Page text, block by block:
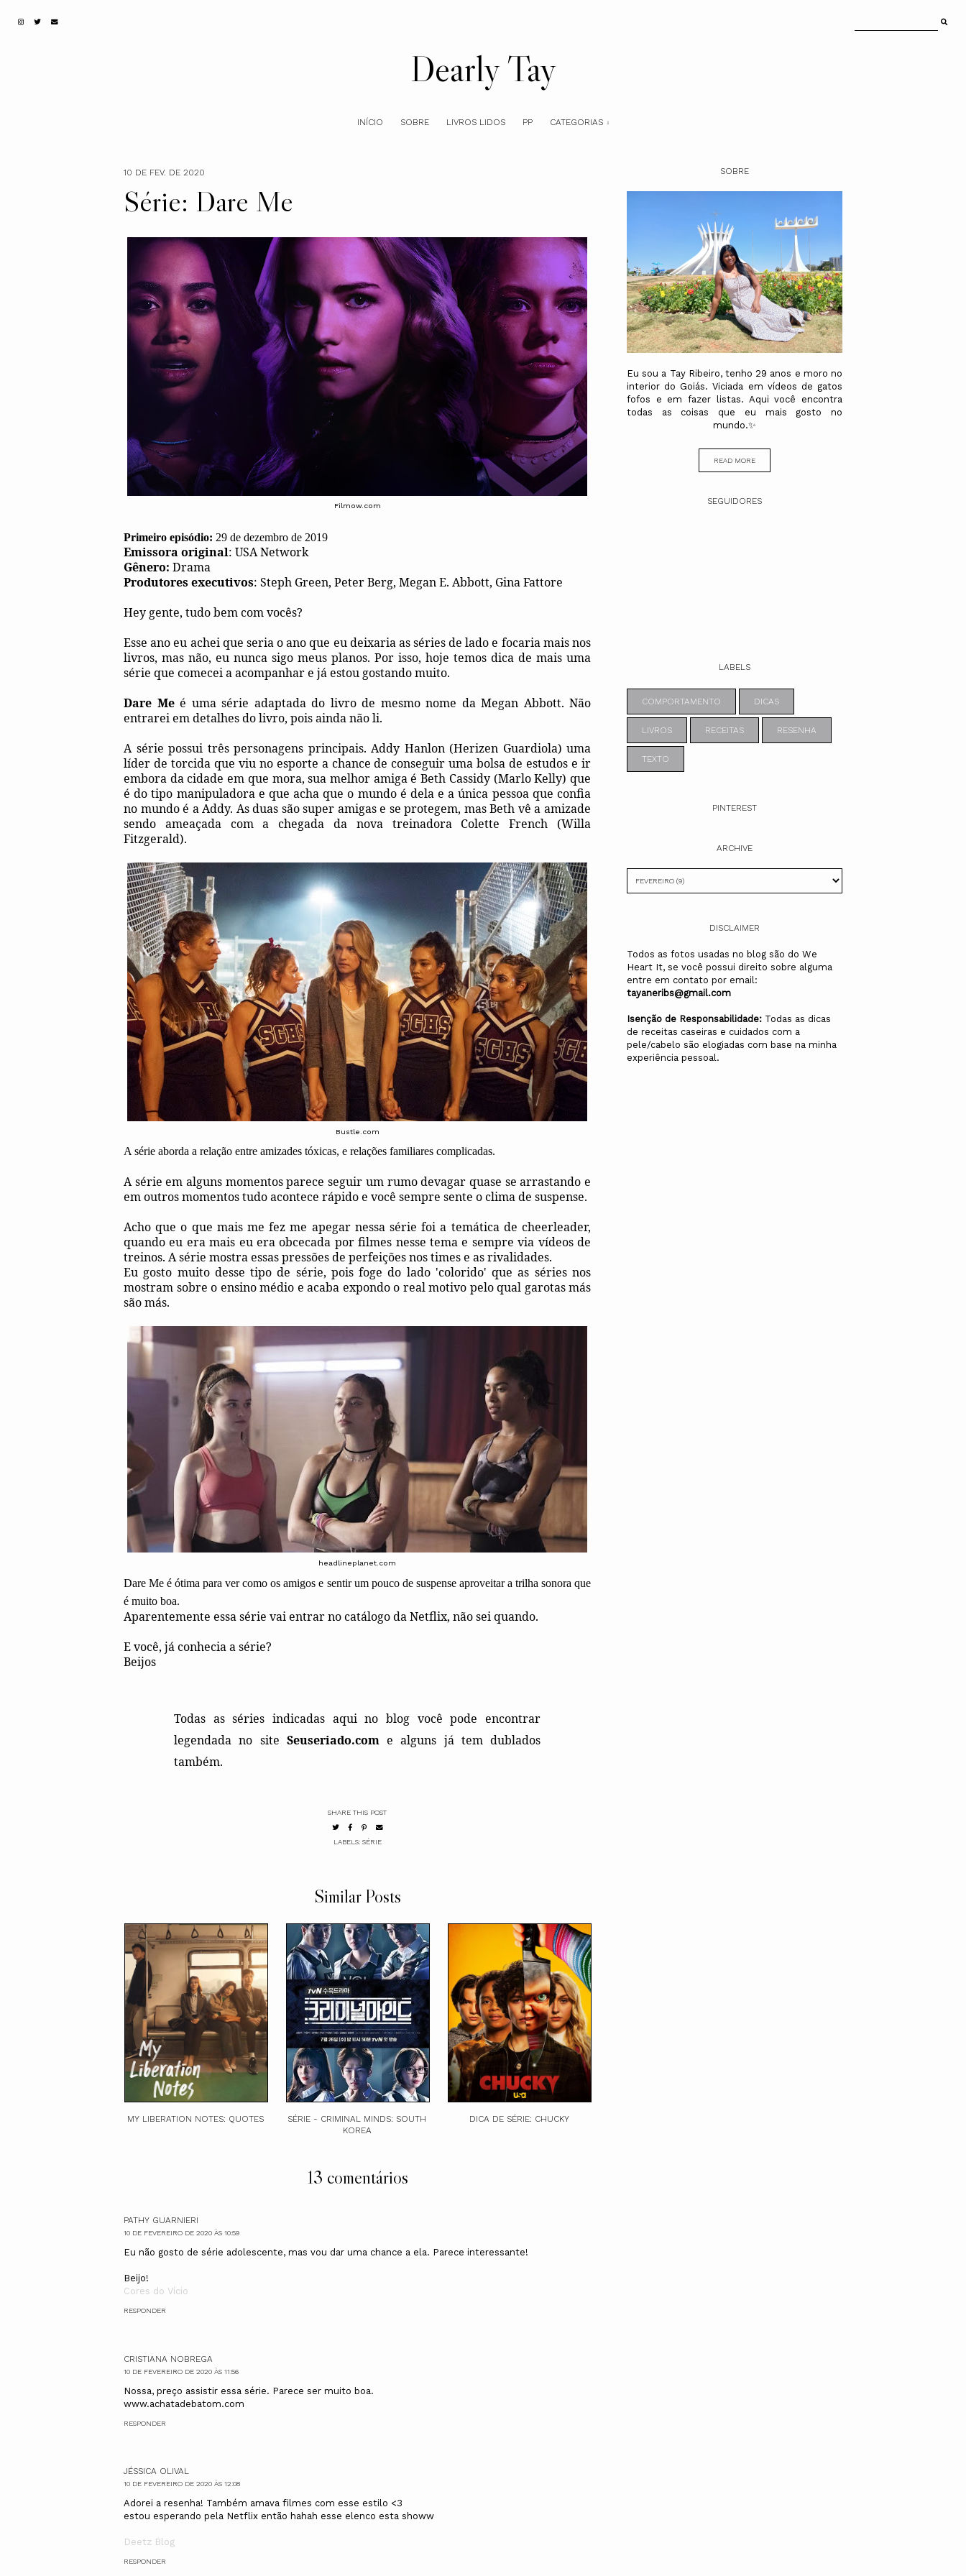
Dearly Tay
INÍCIO SOBRE LIVROS LIDOS PP CATEGORIAS
10 DE FEV. DE 2020
Série: Dare Me
Filmow.com
Primeiro episódio: 29 de dezembro de 2019
Emissora original: USA Network
Gênero: Drama
Produtores executivos: Steph Green, Peter Berg, Megan E. Abbott, Gina Fattore
Hey gente, tudo bem com vocês?
Esse ano eu achei que seria o ano que eu deixaria as séries de lado e focaria mais nos
livros, mas não, eu nunca sigo meus planos. Por isso, hoje temos dica de mais uma
série que comecei a acompanhar e já estou gostando muito.
Dare Meé uma série adaptada do livro de mesmo nome da Megan Abbott. Não
entrarei em detalhes do livro, pois ainda não li.
A série possui três personagens principais. Addy Hanlon (Herizen Guardiola) uma
líder de torcida que viu no esporte a chance de conseguir uma bolsa de estudos e ir
embora da cidade em que mora, sua melhor amiga é Beth Cassidy (Marlo Kelly) que
é do tipo manipuladora e que acha que o mundo é dela e a única pessoa que confia
no mundo é a Addy. As duas são super amigas e se protegem, mas Beth vê a amizade
sendo ameaçada com a chegada da nova treinadora Colette French (Willa
Fitzgerald).
Bustle.com
A série aborda a relação entre amizades tóxicas, e relações familiares complicadas.
A série em alguns momentos parece seguir um rumo devagar quase se arrastando e
em outros momentos tudo acontece rápido e você sempre sente o clima de suspense.
Acho que o que mais me fez me apegar nessa série foi a temática de cheerleader,
quando eu era mais eu era obcecada por filmes nesse tema e sempre via vídeos de
treinos. A série mostra essas pressões de perfeições nos times e as rivalidades.
Eu gosto muito desse tipo de série, pois foge do lado 'colorido' que as séries nos
mostram sobre o ensino médio e acaba expondo o real motivo pelo qual garotas más
são más.
headlineplanet.com
Dare Me é ótima para ver como os amigos e sentir um pouco de suspense aproveitar a trilha sonora que
é muito boa.
Aparentemente essa série vai entrar no catálogo da Netflix, não sei quando.
E você, já conhecia a série?
Beijos
Todas as séries indicadas aqui no blog você pode encontrar
legendada no site Seuseriado.come alguns já tem dublados
também.
SHARE THIS POST
LABELS: SÉRIE
Similar Posts
MY LIBERATION NOTES: QUOTES
SÉRIE - CRIMINAL MINDS: SOUTH
KOREA
DICA DE SÉRIE: CHUCKY
13 comentários
PATHY GUARNIERI
10 DE FEVEREIRO DE 2020 ÀS 10:59
Eu não gosto de série adolescente, mas vou dar uma chance a ela. Parece interessante!
Beijo!
Cores do Vício
RESPONDER
CRISTIANA NOBREGA
10 DE FEVEREIRO DE 2020 ÀS 11:56
Nossa, preço assistir essa série. Parece ser muito boa.
www.achatadebatom.com
RESPONDER
JÉSSICA OLIVAL
10 DE FEVEREIRO DE 2020 ÀS 12:08
Adorei a resenha! Também amava filmes com esse estilo <3
estou esperando pela Netflix então hahah esse elenco esta showw
Deetz Blog
RESPONDER
SOBRE
Eu sou a Tay Ribeiro, tenho 29 anos e moro no
interior do Goiás. Viciada em vídeos de gatos
fofos e em fazer listas. Aqui você encontra
todas as coisas que eu mais gosto no
mundo.✨
READ MORE
SEGUIDORES
LABELS
COMPORTAMENTO DICAS
LIVROS RECEITAS RESENHA
TEXTO
PINTEREST
ARCHIVE
DISCLAIMER
Todos as fotos usadas no blog são do We
Heart It, se você possui direito sobre alguma
entre em contato por email:
tayaneribs@gmail.com
Isenção de Responsabilidade: Todas as dicas
de receitas caseiras e cuidados com a
pele/cabelo são elogiadas com base na minha
experiência pessoal.